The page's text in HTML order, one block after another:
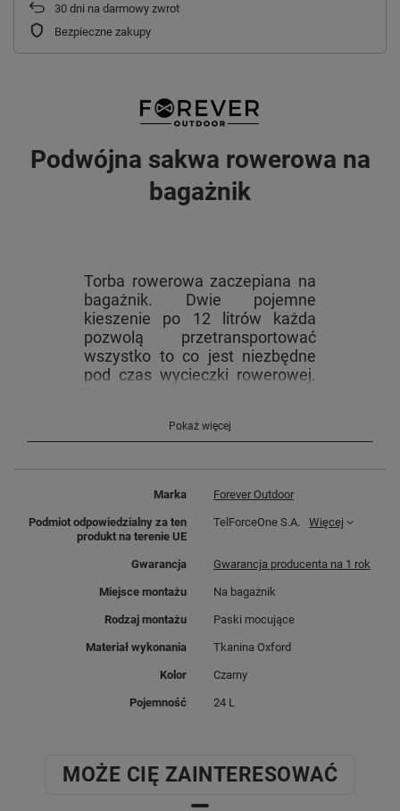
30 dni na darmowy zwrot
Bezpieczne zakupy
Podwójna sakwa rowerowa na
bagażnik
Torba rowerowa zaczepiana na
bagażnik. Dwie pojemne
kieszenie po 12 litrów każda
pozwolą przetransportować
wszystko to co jest niezbędne
pod czas wycieczki rowerowej.
Tył sakwy obszyty jest
materiałem odblaskowym.
zachlapania oraz lekki deszcz.
Pasuje do więszości dostępnych
Pokaż więcej
Marka Forever Outdoor
Podmiot odpowiedzialny za ten
produkt na terenie UE
TelForceOne S.A. Więcej
Gwarancja Gwarancja producenta na 1 rok
Miejsce montażu Na bagażnik
Rodzaj montażu Paski mocujące
Materiał wykonania Tkanina Oxford
Kolor Czarny
Pojemność 24 L
MOŻE CIĘ ZAINTERESOWAĆ